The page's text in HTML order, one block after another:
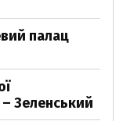
палац
Зеленський